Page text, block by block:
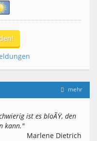
mehr
ist es bloÃŸ, den
kann."
Marlene Dietrich